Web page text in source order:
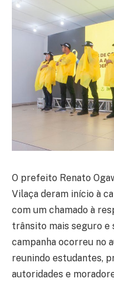
O prefeito Renato
Vilaça deram início à
com um chamado à
trânsito mais seguro e
campanha ocorreu no
reunindo estudantes,
autoridades e